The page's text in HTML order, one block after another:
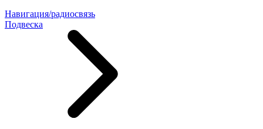
Навигация/радиосвязь
Подвеска